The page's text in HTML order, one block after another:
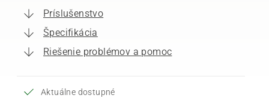
Príslušenstvo
Špecifikácia
Riešenie problémov a pomoc
Aktuálne dostupné